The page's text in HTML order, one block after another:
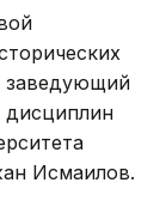
заведующий
дисциплин
Исмаилов.